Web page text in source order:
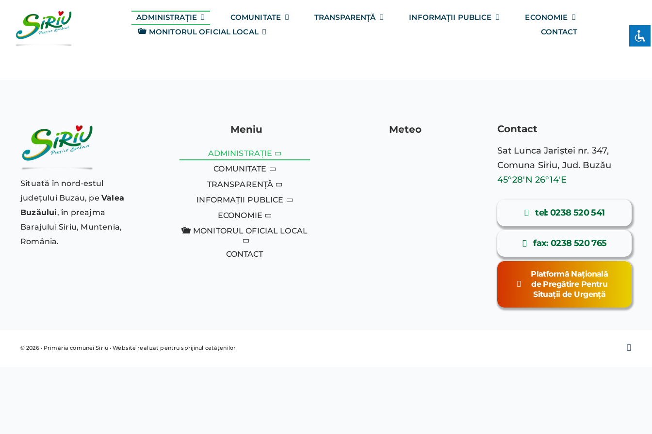
content
ADMINISTRAȚIE COMUNITATE TRANSPARENȚĂ INFORMAȚII PUBLICE
ECONOMIE
MONITORUL OFICIAL LOCAL
CONTACT
Situată în nord-estul
județului Buzau, pe Valea
Buzăului, în preajma
Barajului Siriu, Muntenia,
România.
Meniu
ADMINISTRAȚIE
COMUNITATE
TRANSPARENȚĂ
INFORMAȚII PUBLICE
ECONOMIE
MONITORUL OFICIAL LOCAL
CONTACT
Meteo Contact
Sat Lunca Jariștei nr. 347,
Comuna Siriu, Jud. Buzău
45°28′N 26°14′E
tel: 0238 520 541
fax: 0238 520 765
Platformă Națională
de Pregătire Pentru
Situații de Urgență
© 2026 • Primăria comunei Siriu • Website realizat pentru sprijinul cetățenilor